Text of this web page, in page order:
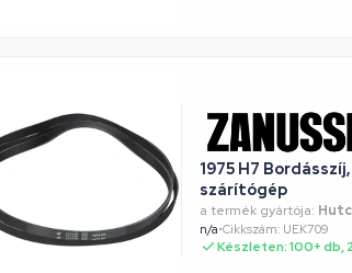
1975 H7
szárítógép
a termék gyártója:
n/a•Cikkszám: UEK709
Készleten: 100+ db,